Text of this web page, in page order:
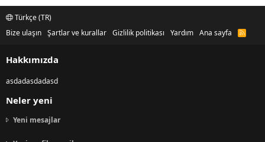
Türkçe (TR)
Bize ulaşın Şartlar ve kurallar Gizlilik politikası Yardım Ana sayfa
R
Hakkımızda
asdadasdadasd
Neler yeni
Yeni mesajlar